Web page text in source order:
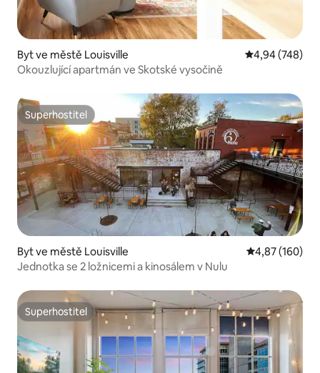
Byt ve městě Louisville Průměrné
4,94 (748)
Okouzlující apartmán ve Skotské vysočině
Superhostitel
Superhostitel
Byt ve městě Louisville Průměrné
4,87 (160)
Jednotka se 2 ložnicemi a kinosálem v Nulu
Superhostitel
Superhostitel